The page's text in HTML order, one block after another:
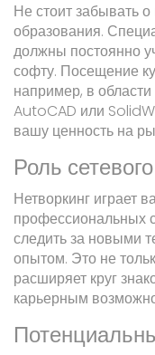
Не стоит забывать
образования.
должны постоянно
софту. Посещение
например, в
AutoCAD или
вашу ценность на
Роль
Нетворкинг играет
профессиональных
следить за новыми
опытом. Это не
расширяет круг
карьерным